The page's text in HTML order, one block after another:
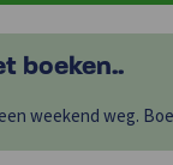
boeken..
weekend weg.